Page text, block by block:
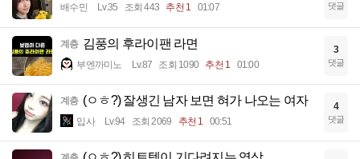
배수민 Lv.35 조회 443 추천 1 01:07 댓글
계층 김풍의 후라이팬 라면
부엔까미노 Lv.87 조회 1090 추천 1 01:00
3
댓글
계층 (ㅇㅎ?) 잘생긴 남자 보면 혀가 나오는 여자
입사 Lv.94 조회 2069 추천 1 00:51
4
댓글